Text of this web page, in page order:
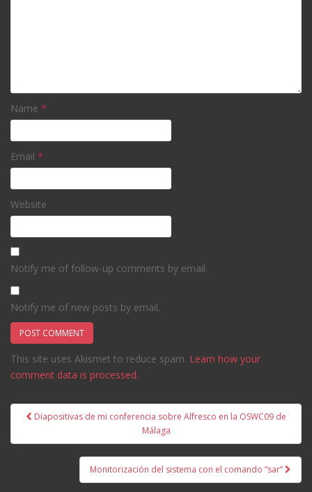
Name *
Email *
Website
Notify me of follow-up comments by email.
Notify me of new posts by email.
This site uses Akismet to reduce spam. Learn how your
comment data is processed.
PostDiapositivas de mi conferencia sobre Alfresco en la OSWC09 de
Málaga
Monitorización del sistema con el comando “sar”